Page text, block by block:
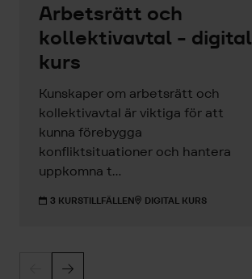
Arbetsrätt och
kollektivavtal - digital
kurs
Kunskaper om arbetsrätt och
kollektivavtal är viktiga för att
kunna förebygga
konfliktsituationer och hantera
uppkomna t...
3 KURSTILLFÄLLEN DIGITAL KURS